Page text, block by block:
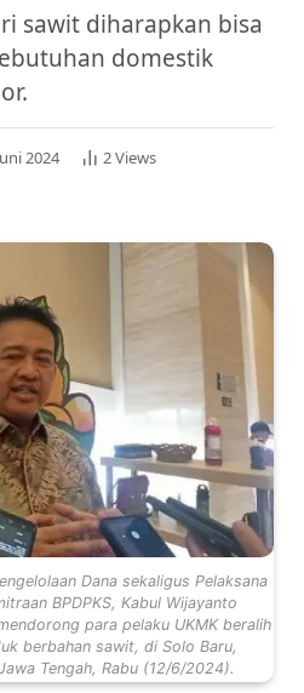
sawit diharapkan bisa
domestik
2024 2Views
Dana sekaligus Pelaksana
BPDPKS, Kabul Wijayanto
para pelaku UKMK beralih
berbahan sawit, di Solo Baru,
Tengah, Rabu (12/6/2024).